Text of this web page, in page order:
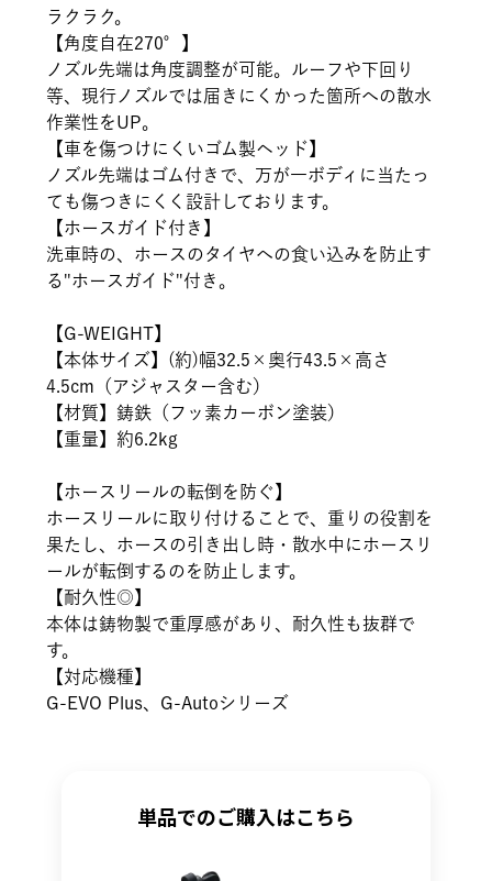
ラクラク。
【角度自在270°】
ノズル先端は角度調整が可能。ルーフや下回り
等、現行ノズルでは届きにくかった箇所への散水
作業性をUP。
【車を傷つけにくいゴム製ヘッド】
ノズル先端はゴム付きで、万が一ボディに当たっ
ても傷つきにくく設計しております。
【ホースガイド付き】
洗車時の、ホースのタイヤへの食い込みを防止す
る"ホースガイド"付き。
【G-WEIGHT】
【本体サイズ】(約)幅32.5×奥行43.5×高さ
4.5cm（アジャスター含む）
【材質】鋳鉄（フッ素カーボン塗装）
【重量】約6.2kg
【ホースリールの転倒を防ぐ】
ホースリールに取り付けることで、重りの役割を
果たし、ホースの引き出し時・散水中にホースリ
ールが転倒するのを防止します。
【耐久性◎】
本体は鋳物製で重厚感があり、耐久性も抜群で
す。
【対応機種】
G-EVO Plus、G-Autoシリーズ
単品でのご購入はこちら